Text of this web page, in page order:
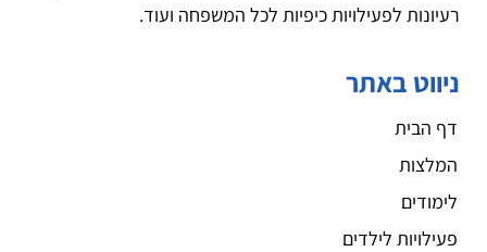
רעיונות לפעילויות כיפיות לכל המשפחה ועוד.
ניווט באתר
דף הבית
המלצות
לימודים
פעילויות לילדים